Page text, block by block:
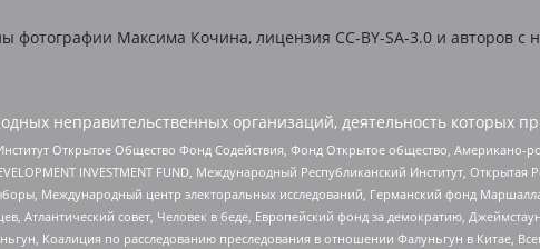
фотографии Максима Кочина, лицензия CC-BY-SA-3.0 и авторов c
неправительственных организаций, деятельность которых
Открытое Общество Фонд Содействия, Фонд Открытое общество,
INVESTMENT FUND, Международный Республиканский Институт,
Международный центр электоральных исследований, Германский фонд
Атлантический совет, Человек в беде, Европейский фонд за демократию,
Коалиция по расследованию преследования в отношении Фалуньгун в Китае,